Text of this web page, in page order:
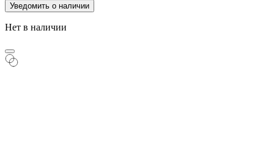
Уведомить о наличии
Нет в наличии